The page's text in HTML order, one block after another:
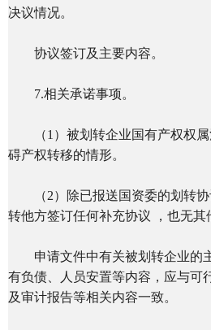
决议情况。
协议签订及主要内容。
7.相关承诺事项。
（1）被划转企业国有产权权属
碍产权转移的情形。
（2）除已报送国资委的划转协
转他方签订任何补充协议 ，也无其
申请文件中有关被划转企业的
有负债、人员安置等内容，应与可
及审计报告等相关内容一致。